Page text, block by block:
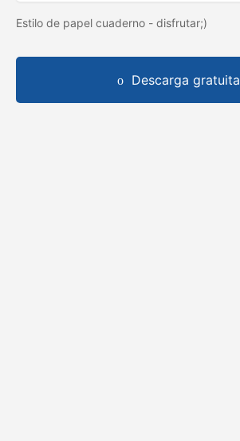
Estilo de papel cuaderno - disfrutar;)
Descarga gratuita